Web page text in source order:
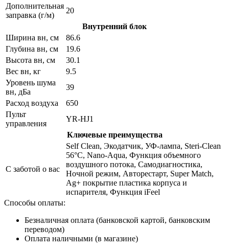
Дополнительная
заправка (г/м)
20
Внутренний блок
Ширина вн, см
86.6
Глубина вн, см
19.6
Высота вн, см
30.1
Вес вн, кг
9.5
Уровень шума
вн, дБа
39
Расход воздуха
650
Пульт
управления
YR-HJ1
Ключевые преимущества
С заботой о вас
Self Clean, Экодатчик, УФ-лампа, Steri-Clean
56°C, Nano-Aqua, Функция объемного
воздушного потока, Самодиагностика,
Ночной режим, Авторестарт, Super Match,
Ag+ покрытие пластика корпуса и
испарителя, Функция iFeel
Способы оплаты:
Безналичная оплата (банковской картой, банковским
переводом)
Оплата наличными (в магазине)